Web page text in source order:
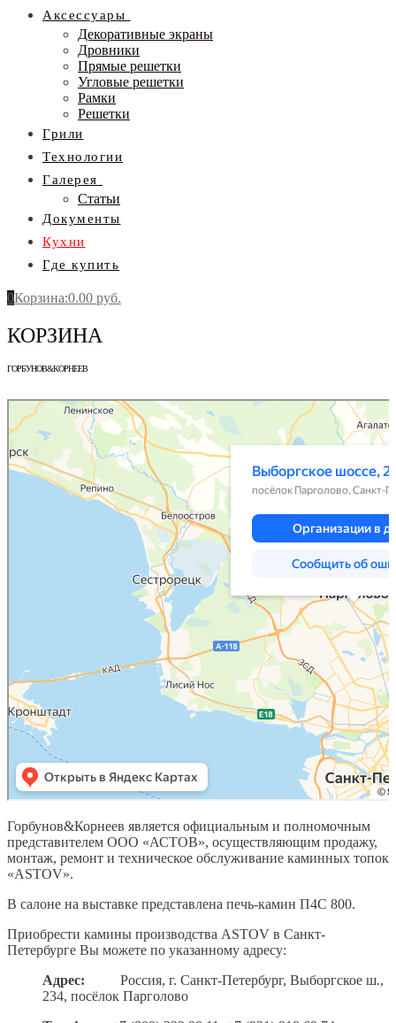
Аксессуары
Декоративные экраны
Дровники
Прямые решетки
Угловые решетки
Рамки
Решетки
Грили
Технологии
Галерея
Статьи
Документы
Кухни
Где купить
0Корзина:0.00 руб.
КОРЗИНА
ГОРБУНОВ&КОРНЕЕВ
Санкт‑Петербург
Яндекс.Карты — поиск мест и адресов, городской транспорт
Горбунов&Корнеев является официальным и полномочным
представителем ООО «АСТОВ», осуществляющим продажу,
монтаж, ремонт и техническое обслуживание каминных топок
«АSTOV».
В салоне на выставке представлена печь-камин П4С 800.
Приобрести камины производства ASTOV в Санкт-
Петербурге Вы можете по указанному адресу:
Адрес:
Россия, г. Санкт-Петербург, Выборгское ш.,
234, посёлок Парголово